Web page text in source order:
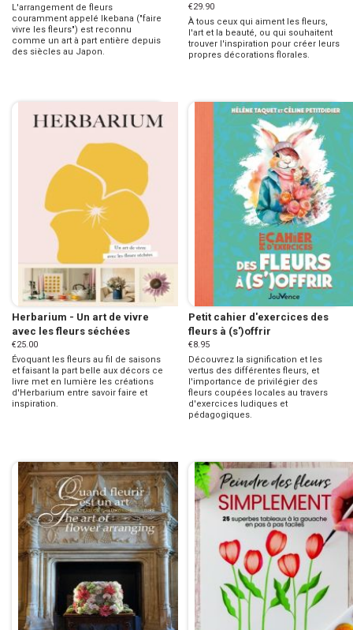
L'arrangement de fleurs
couramment appelé Ikebana ("faire
vivre les fleurs") est reconnu
comme un art à part entière depuis
des siècles au Japon.
€29.90
À tous ceux qui aiment les fleurs,
l'art et la beauté, ou qui souhaitent
trouver l'inspiration pour créer leurs
propres décorations florales.
Herbarium - Un art de vivre
avec les fleurs séchées
€25.00
Évoquant les fleurs au fil de saisons
et faisant la part belle aux décors ce
livre met en lumière les créations
d'Herbarium entre savoir faire et
inspiration.
Petit cahier d'exercices des
fleurs à (s')offrir
€8.95
Découvrez la signification et les
vertus des différentes fleurs, et
l'importance de privilégier des
fleurs coupées locales au travers
d'exercices ludiques et
pédagogiques.